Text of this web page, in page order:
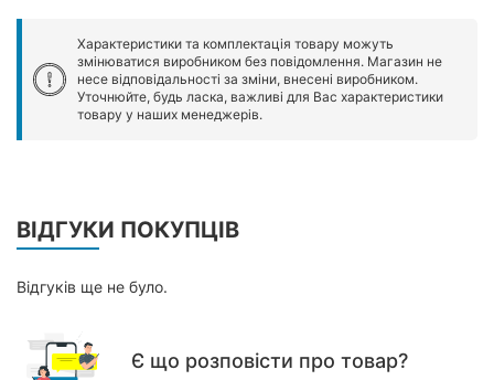
Характеристики та комплектація товару можуть
змінюватися виробником без повідомлення. Магазин не
несе відповідальності за зміни, внесені виробником.
Уточнюйте, будь ласка, важливі для Вас характеристики
товару у наших менеджерів.
ВІДГУКИ ПОКУПЦІВ
Відгуків ще не було.
Є що розповісти про товар?